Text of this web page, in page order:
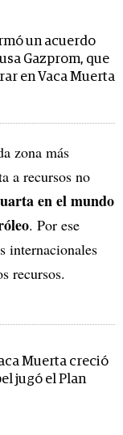
un acuerdo
Gazprom, que
en Vaca Muerta
zona más
a recursos no
en el mundo
. Por ese
internacionales
recursos.
Muerta creció
jugó el Plan